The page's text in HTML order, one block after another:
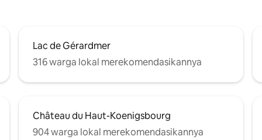
Lac de Gérardmer
316 warga lokal merekomendasikannya
Château du Haut-Koenigsbourg
904 warga lokal merekomendasikannya